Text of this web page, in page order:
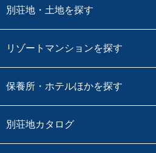
別荘地・土地を探す
リゾートマンションを探す
保養所・ホテルほかを探す
別荘地カタログ